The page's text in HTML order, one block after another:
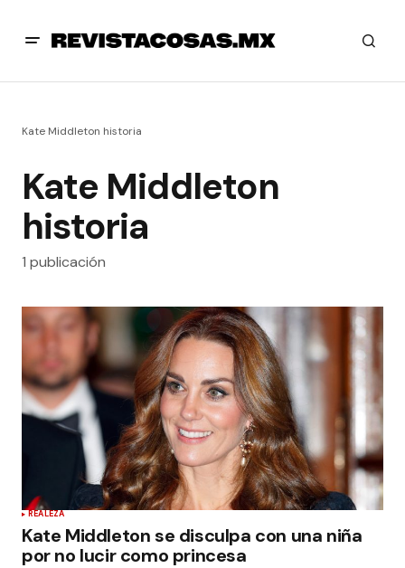
Kate Middleton historia
Kate Middleton
historia
1 publicación
REALEZA
Kate Middleton se disculpa con una niña
por no lucir como princesa